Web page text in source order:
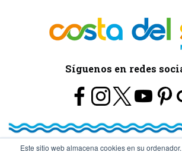
Este sitio web almacena cookies en su
Síguenos en redes